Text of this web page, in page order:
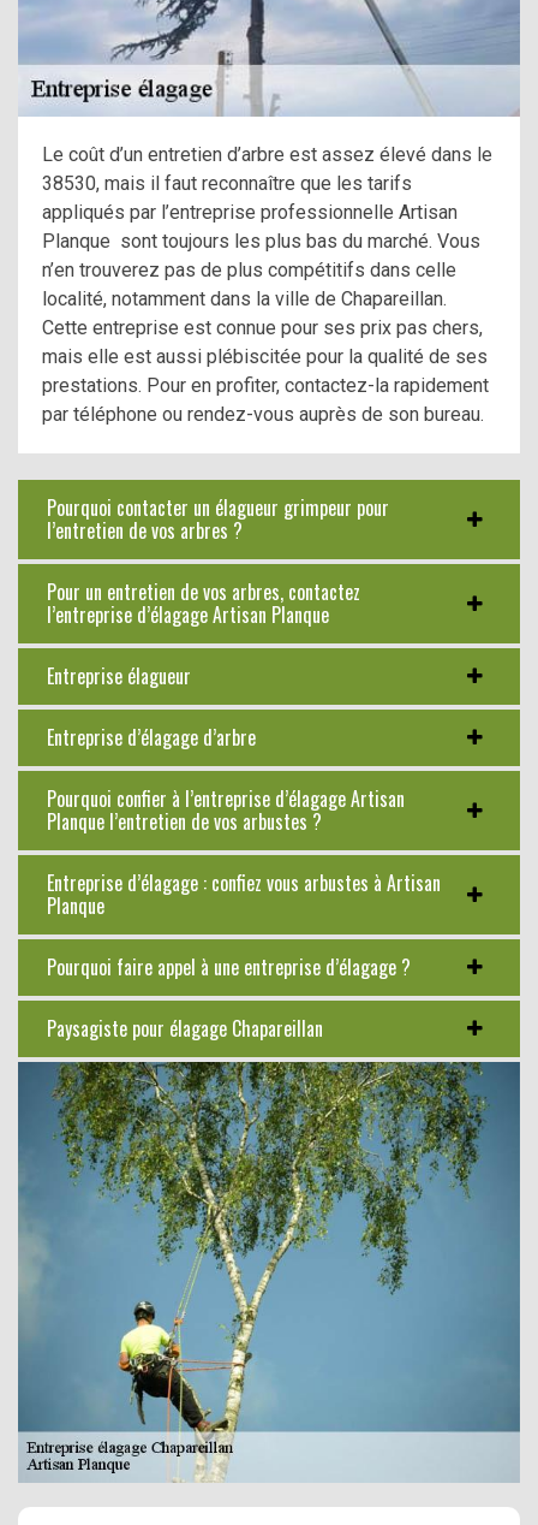
Le coût d’un entretien d’arbre est assez élevé dans le
38530, mais il faut reconnaître que les tarifs
appliqués par l’entreprise professionnelle Artisan
Planque sont toujours les plus bas du marché. Vous
n’en trouverez pas de plus compétitifs dans celle
localité, notamment dans la ville de Chapareillan.
Cette entreprise est connue pour ses prix pas chers,
mais elle est aussi plébiscitée pour la qualité de ses
prestations. Pour en profiter, contactez-la rapidement
par téléphone ou rendez-vous auprès de son bureau.
Pourquoi contacter un élagueur grimpeur pour
l’entretien de vos arbres ?
Pour un entretien de vos arbres, contactez
l’entreprise d’élagage Artisan Planque
Entreprise élagueur
Entreprise d’élagage d’arbre
Pourquoi confier à l’entreprise d’élagage Artisan
Planque l’entretien de vos arbustes ?
Entreprise d’élagage : confiez vous arbustes à Artisan
Planque
Pourquoi faire appel à une entreprise d’élagage ?
Paysagiste pour élagage Chapareillan